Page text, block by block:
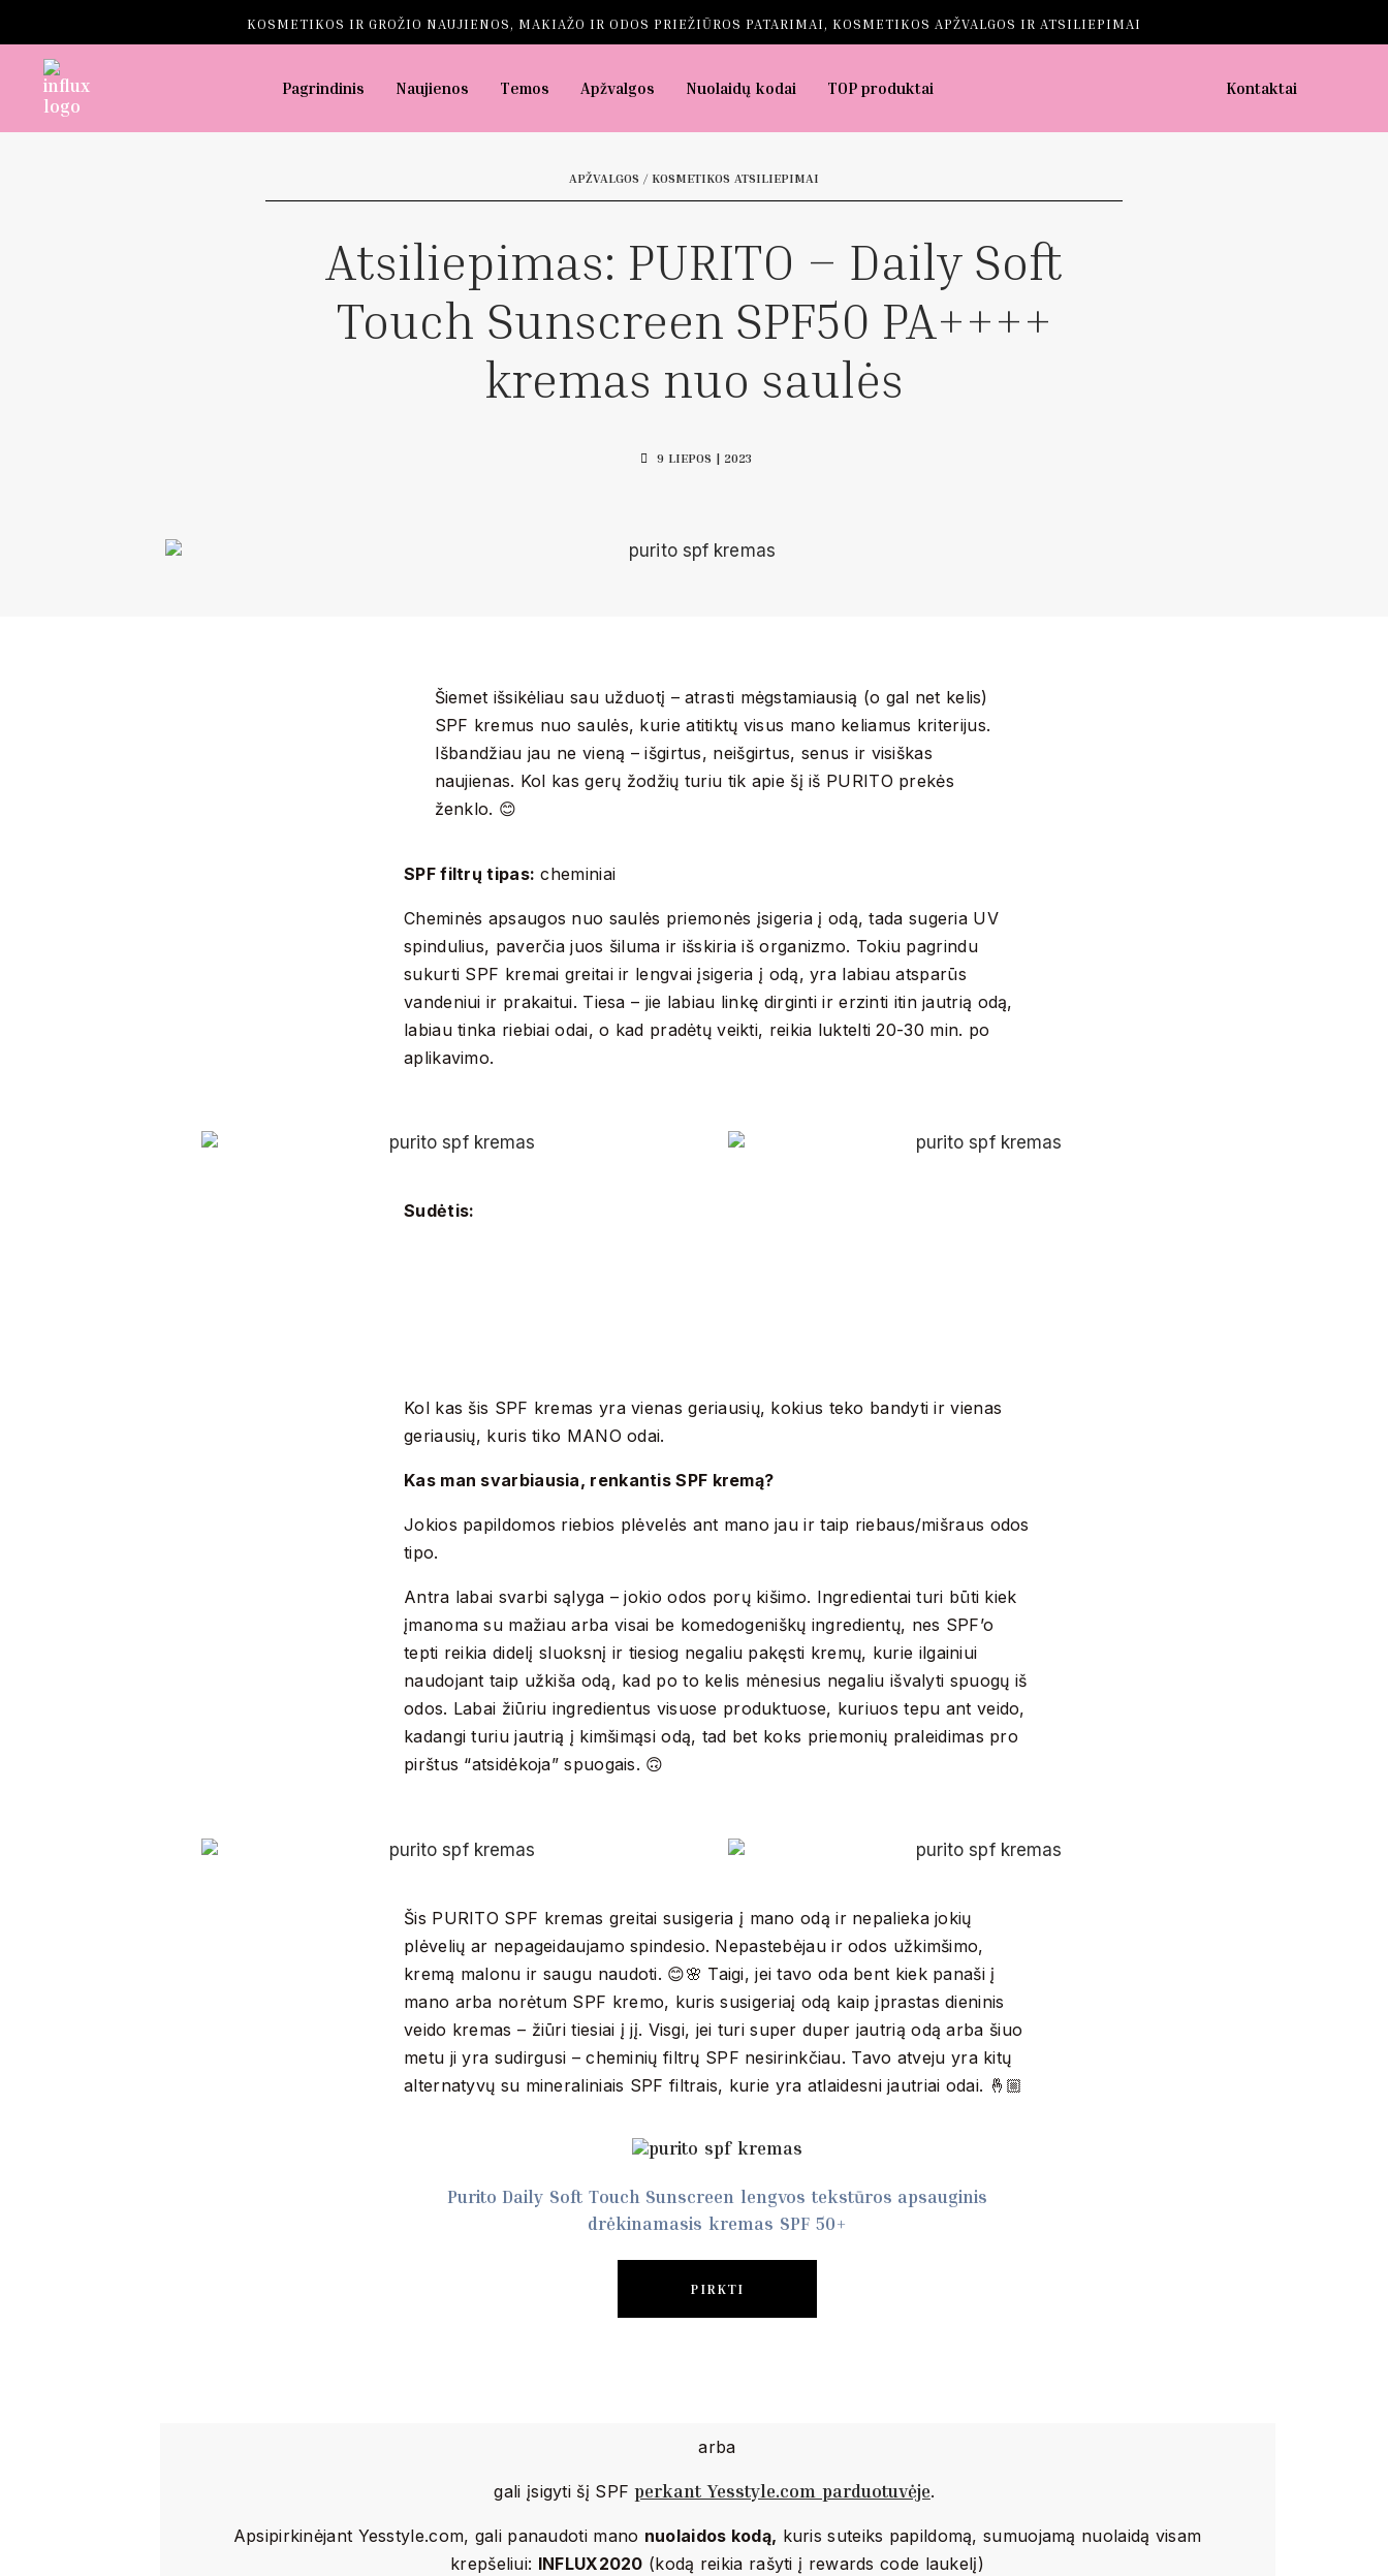
KOSMETIKOS IR GROŽIO NAUJIENOS, MAKIAŽO IR ODOS PRIEŽIŪROS PATARIMAI, KOSMETIKOS APŽVALGOS IR ATSILIEPIMAI
Pagrindinis Naujienos Temos Apžvalgos Nuolaidų kodai TOP produktai Kontaktai
APŽVALGOS / KOSMETIKOS ATSILIEPIMAI
Atsiliepimas: PURITO – Daily Soft
Touch Sunscreen SPF50 PA++++
kremas nuo saulės
9 LIEPOS | 2023
Šiemet išsikėliau sau užduotį – atrasti mėgstamiausią (o gal net kelis)
SPF kremus nuo saulės, kurie atitiktų visus mano keliamus kriterijus.
Išbandžiau jau ne vieną – išgirtus, neišgirtus, senus ir visiškas
naujienas. Kol kas gerų žodžių turiu tik apie šį iš PURITO prekės
ženklo. 😊
SPF filtrų tipas: cheminiai
Cheminės apsaugos nuo saulės priemonės įsigeria į odą, tada sugeria UV
spindulius, paverčia juos šiluma ir išskiria iš organizmo. Tokiu pagrindu
sukurti SPF kremai greitai ir lengvai įsigeria į odą, yra labiau atsparūs
vandeniui ir prakaitui. Tiesa – jie labiau linkę dirginti ir erzinti itin jautrią odą,
labiau tinka riebiai odai, o kad pradėtų veikti, reikia luktelti 20-30 min. po
aplikavimo.
Sudėtis:
Kol kas šis SPF kremas yra vienas geriausių, kokius teko bandyti ir vienas
geriausių, kuris tiko MANO odai.
Kas man svarbiausia, renkantis SPF kremą?
Jokios papildomos riebios plėvelės ant mano jau ir taip riebaus/mišraus odos
tipo.
Antra labai svarbi sąlyga – jokio odos porų kišimo. Ingredientai turi būti kiek
įmanoma su mažiau arba visai be komedogeniškų ingredientų, nes SPF’o
tepti reikia didelį sluoksnį ir tiesiog negaliu pakęsti kremų, kurie ilgainiui
naudojant taip užkiša odą, kad po to kelis mėnesius negaliu išvalyti spuogų iš
odos. Labai žiūriu ingredientus visuose produktuose, kuriuos tepu ant veido,
kadangi turiu jautrią į kimšimąsi odą, tad bet koks priemonių praleidimas pro
pirštus “atsidėkoja” spuogais. 🙃
Šis PURITO SPF kremas greitai susigeria į mano odą ir nepalieka jokių
plėvelių ar nepageidaujamo spindesio. Nepastebėjau ir odos užkimšimo,
kremą malonu ir saugu naudoti. 😊🌸 Taigi, jei tavo oda bent kiek panaši į
mano arba norėtum SPF kremo, kuris susigeriaį odą kaip įprastas dieninis
veido kremas – žiūri tiesiai į jį. Visgi, jei turi super duper jautrią odą arba šiuo
metu ji yra sudirgusi – cheminių filtrų SPF nesirinkčiau. Tavo atveju yra kitų
alternatyvų su mineraliniais SPF filtrais, kurie yra atlaidesni jautriai odai. 🤞🏼
Purito Daily Soft Touch Sunscreen lengvos tekstūros apsauginis
drėkinamasis kremas SPF 50+
PIRKTI
arba
gali įsigyti šį SPFperkant Yesstyle.com parduotuvėje.
Apsipirkinėjant Yesstyle.com, gali panaudoti mano nuolaidos kodą, kuris suteiks papildomą, sumuojamą nuolaidą visam
krepšeliui: INFLUX2020 (kodą reikia rašyti į rewards code laukelį)